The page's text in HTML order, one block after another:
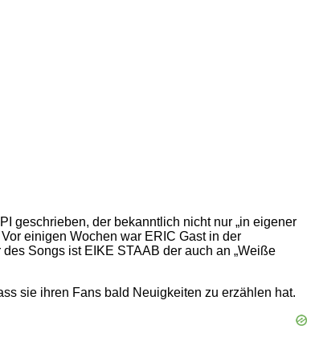
geschrieben, der bekanntlich nicht nur „in eigener
einigen Wochen war ERIC Gast in der
Songs ist EIKE STAAB der auch an „Weiße
sie ihren Fans bald Neuigkeiten zu erzählen hat.